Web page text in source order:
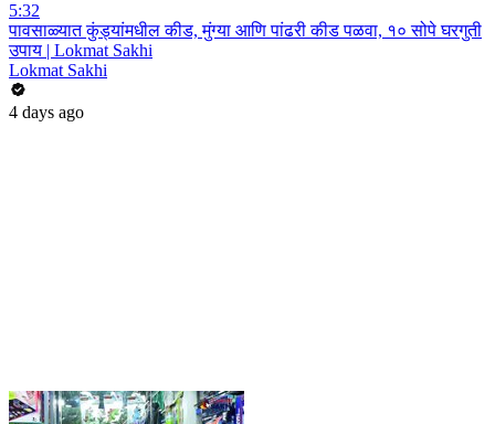
5:32
पावसाळ्यात कुंड्यांमधील कीड, मुंग्या आणि पांढरी कीड पळवा, १० सोपे घरगुती
उपाय | Lokmat Sakhi
Lokmat Sakhi
4 days ago